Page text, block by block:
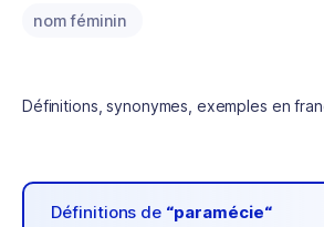
nom féminin
Définitions, synonymes, exemples en
Définitions de “paramécie“